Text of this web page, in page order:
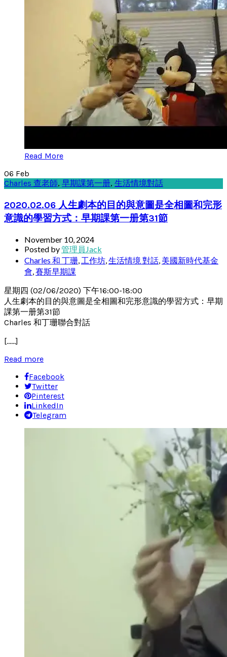
Read More
06 Feb
Charles 查老師, 早期課第一册, 生活情境對話
2020.02.06 人生劇本的目的與意圖是全相圖和完形
意識的學習方式：早期課第一册第31節
November 10, 2024
Posted by管理員Jack
Charles 和 丁珊 工作坊 生活情境 對話 美國新時代基金
會 賽斯早期課
星期四 (02/06/2020) 下午16:00-18:00
人生劇本的目的與意圖是全相圖和完形意識的學習方式：早期
課第一册第31節
Charles 和丁珊聯合對話
[……]
Read more
Facebook
Twitter
Pinterest
LinkedIn
Telegram